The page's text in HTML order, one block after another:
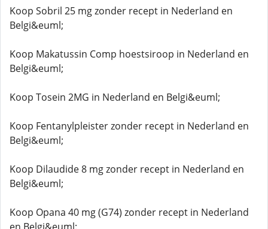
Koop Sobril 25 mg zonder recept in Nederland en
Belgi&euml;
Koop Makatussin Comp hoestsiroop in Nederland en
Belgi&euml;
Koop Tosein 2MG in Nederland en Belgi&euml;
Koop Fentanylpleister zonder recept in Nederland en
Belgi&euml;
Koop Dilaudide 8 mg zonder recept in Nederland en
Belgi&euml;
Koop Opana 40 mg (G74) zonder recept in Nederland